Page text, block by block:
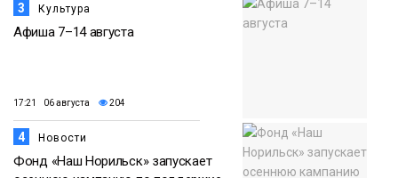
3 Культура
Афиша 7–14 августа
17:21 06 августа 204
4 Новости
Фонд «Наш Норильск» запускает